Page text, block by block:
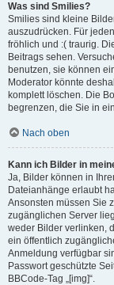
Was sind Smilies?
Smilies sind kleine
auszudrücken. Für
fröhlich und :( traurig.
Beitrags sehen.
benutzen, sie können
Moderator könnte
komplett löschen. Die
begrenzen, die Sie in
Nach oben
Kann ich Bilder in
Ja, Bilder können in
Dateianhänge erlaubt
Ansonsten müssen Sie
zugänglichen Server
weder Bilder verlinken,
ein öffentlich
Anmeldung verfügbar
Passwort geschützte
BBCode-Tag „[img]“.